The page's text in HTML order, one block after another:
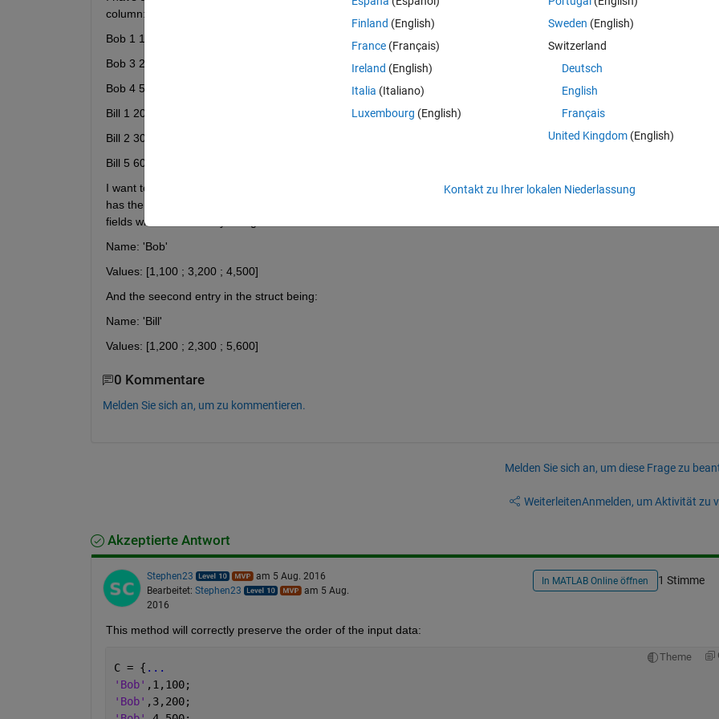
column:
Bob 1 100
Bob 3 200
Bob 4 500
Bill 1 200
Bill 2 300
Bill 5 600
I want to create a struct with 2 fields using this cell; the first with the subjects name and the second field with a matrix that
has the time and experiment values for that subject. For example, for the above cell I want it to make a 1x2 struct with 2
fields with the first entry being:
Name: 'Bob'
Values: [1,100 ; 3,200 ; 4,500]
And the seecond entry in the struct being:
Name: 'Bill'
Values: [1,200 ; 2,300 ; 5,600]
0 Kommentare
Melden Sie sich an, um zu kommentieren.
Melden Sie sich an, um diese Frage zu
WeiterleitenAnmelden, um Aktivität zu
Akzeptierte Antwort
Stephen23
am 5 Aug. 2016
Bearbeitet: Stephen23
am 5 Aug.
2016
In MATLAB Online öffnen 1 Stimme
This method will correctly preserve the order of the input data:
Theme
C = { ...
'Bob' ,1,100;
'Bob' ,3,200;
Finland (English)
France (Français)
Ireland (English)
Italia (Italiano)
Luxembourg (English)
Sweden (English)
Switzerland
Deutsch
English
Français
United Kingdom(English)
Kontakt zu Ihrer lokalen Niederlassung